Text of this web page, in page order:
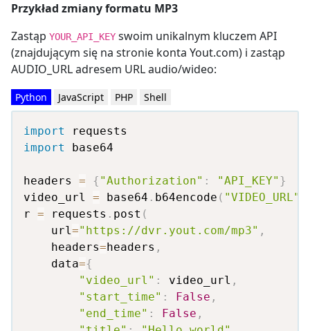
Przykład zmiany formatu MP3
Zastąp YOUR_API_KEY swoim unikalnym kluczem API
(znajdującym się na stronie konta Yout.com) i zastąp
AUDIO_URL adresem URL audio/wideo:
Python JavaScript PHP Shell
import
import base64
headers = { "Authorization" : "API_KEY" }
video_url = base64 . b64encode ( "VIDEO_URL"
r = requests . post (
    url
="https://dvr.yout.com/mp3" ,
    headers
=headers ,
    data
={
"video_url" : video_url ,
"start_time" : False ,
"end_time" : False ,